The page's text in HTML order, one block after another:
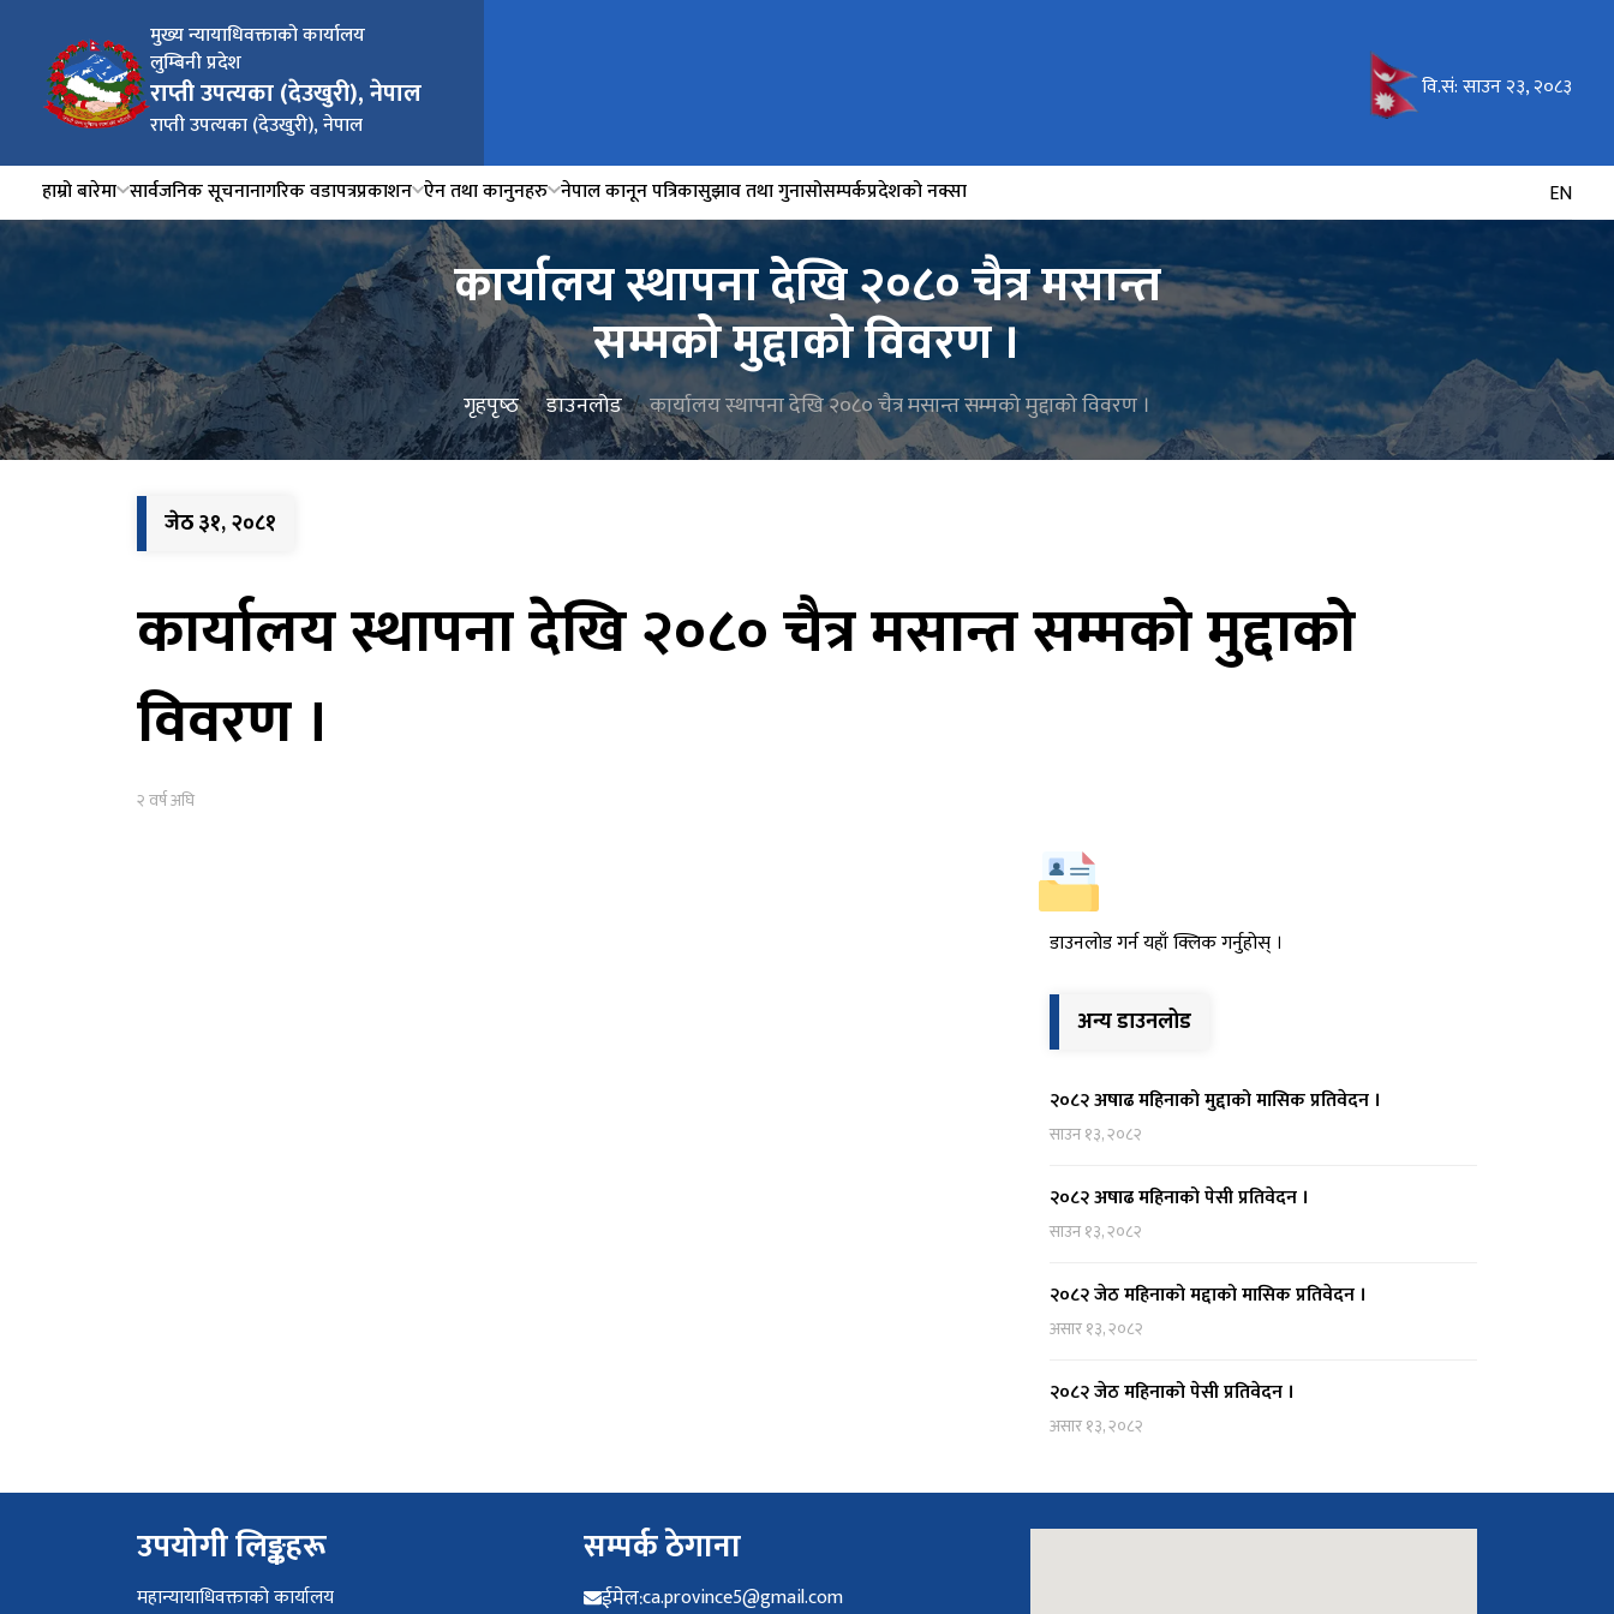
मुख्य न्यायाधिवक्ताको कार्यालय
लुम्बिनी प्रदेश
राप्ती उपत्यका (देउखुरी), नेपाल
राप्ती उपत्यका (देउखुरी), नेपाल
वि.सं:साउन २३, २०८३
हाम्रो बारेमा सार्वजनिक सूचनानागरिक वडापत्रप्रकाशन ऐन तथा कानुनहरु नेपाल कानून पत्रिकासुझाव तथा गुनासोसम्पर्कप्रदेशको नक्सा EN
कार्यालय स्थापना देखि २०८० चैत्र मसान्त
सम्मको मुद्दाको विवरण ।
गृहपृष्‍ठ डाउनलोड कार्यालय स्थापना देखि २०८० चैत्र मसान्त सम्मको मुद्दाको विवरण ।
जेठ ३१, २०८१
कार्यालय स्थापना देखि २०८० चैत्र मसान्त सम्मको मुद्दाको
विवरण ।
२ वर्ष अघि
डाउनलोड गर्न यहाँ क्लिक गर्नुहोस् ।
अन्य डाउनलोड
२०८२ अषाढ महिनाको मुद्दाको मासिक प्रतिवेदन ।
साउन १३, २०८२
२०८२ अषाढ महिनाको पेसी प्रतिवेदन ।
साउन १३, २०८२
२०८२ जेठ महिनाको मद्दाको मासिक प्रतिवेदन ।
असार १३, २०८२
२०८२ जेठ महिनाको पेसी प्रतिवेदन ।
असार १३, २०८२
उपयोगी लिङ्कहरू
महान्यायाधिवक्ताको कार्यालय
सम्पर्क ठेगाना
ईमेल:ca.province5@gmail.com